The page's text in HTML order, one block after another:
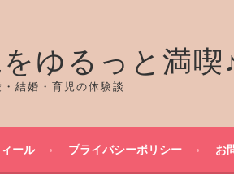
ゆるっと満喫
・結婚・育児の体験談
ール プライバシーポリシー お